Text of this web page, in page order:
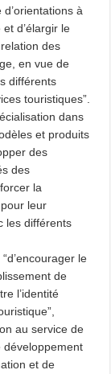
à
d’élargir le
des
en vue de
différents
touristiques”.
dans
et produits
des
des
la
leur
les différents
le
de
l’identité
au service de
développement
et de